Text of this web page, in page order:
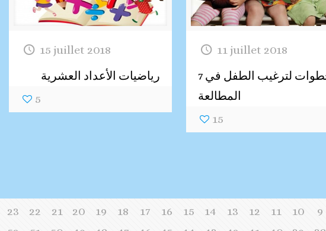
15 juillet 2018
رياضيات الأعداد العشرية
5
11 juillet 2018
7 خطوات لترغيب الطفل في
المطالعة
15
9
10
11
12
13
14
15
16
17
18
19
20
21
22
23